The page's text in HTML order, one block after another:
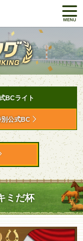
式BCライト
特別公式BC
ミだ杯